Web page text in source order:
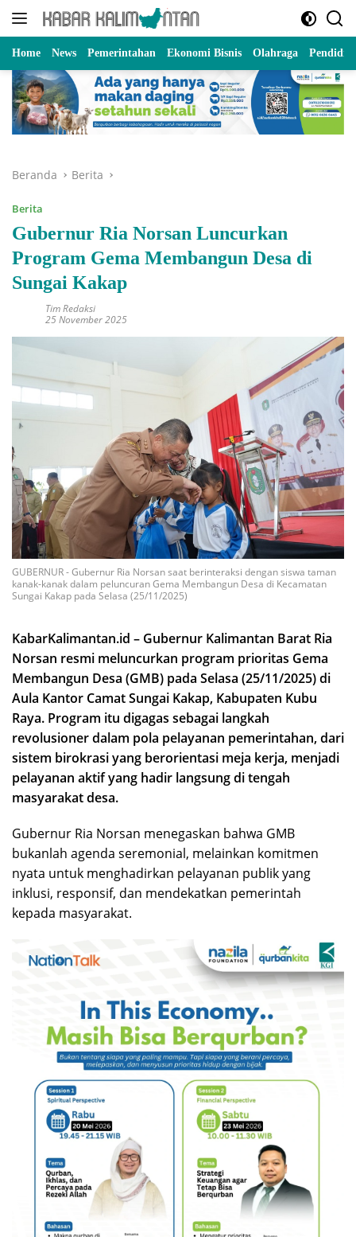
Langsung
Home News Pemerintahan Ekonomi Bisnis Olahraga
Beranda Berita
Berita
Gubernur Ria Norsan Luncurkan
Program Gema Membangun Desa di
Sungai Kakap
Tim Redaksi
25 November 2025
GUBERNUR - Gubernur Ria Norsan saat berinteraksi dengan siswa taman
kanak-kanak dalam peluncuran Gema Membangun Desa di Kecamatan
Sungai Kakap pada Selasa (25/11/2025)
KabarKalimantan.id – Gubernur Kalimantan Barat Ria
Norsan resmi meluncurkan program prioritas Gema
Membangun Desa (GMB) pada Selasa (25/11/2025) di
Aula Kantor Camat Sungai Kakap, Kabupaten Kubu
Raya. Program itu digagas sebagai langkah
revolusioner dalam pola pelayanan pemerintahan, dari
sistem birokrasi yang berorientasi meja kerja, menjadi
pelayanan aktif yang hadir langsung di tengah
masyarakat desa.
Gubernur Ria Norsan menegaskan bahwa GMB
bukanlah agenda seremonial, melainkan komitmen
nyata untuk menghadirkan pelayanan publik yang
inklusi, responsif, dan mendekatkan pemerintah
kepada masyarakat.